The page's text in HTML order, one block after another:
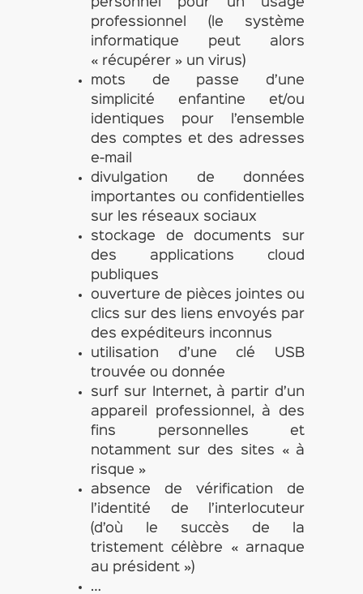
personnel pour un usage
professionnel (le système
informatique peut alors
« récupérer » un virus)
mots de passe d’une
simplicité enfantine et/ou
identiques pour l’ensemble
des comptes et des adresses
e-mail
divulgation de données
importantes ou confidentielles
sur les réseaux sociaux
stockage de documents sur
des applications cloud
publiques
ouverture de pièces jointes ou
clics sur des liens envoyés par
des expéditeurs inconnus
utilisation d’une clé USB
trouvée ou donnée
surf sur Internet, à partir d’un
appareil professionnel, à des
fins personnelles et
notamment sur des sites « à
risque »
absence de vérification de
l’identité de l’interlocuteur
(d’où le succès de la
tristement célèbre « arnaque
au président »)
…